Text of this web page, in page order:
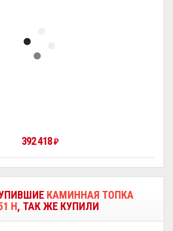
392 418₽
КАМИННАЯ ТОПКА
H, ТАК ЖЕ КУПИЛИ